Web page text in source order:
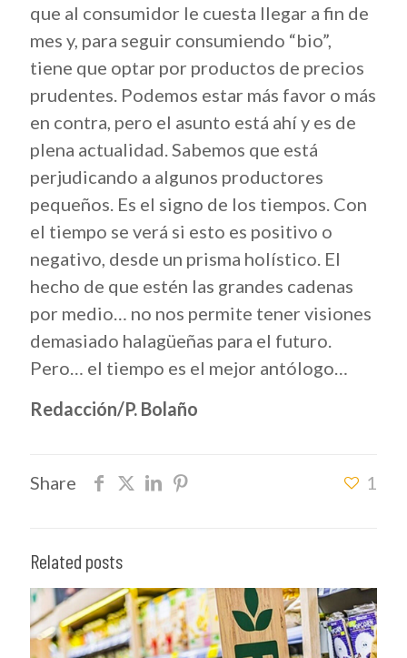
que al consumidor le cuesta llegar a fin de
mes y, para seguir consumiendo “bio”,
tiene que optar por productos de precios
prudentes. Podemos estar más favor o más
en contra, pero el asunto está ahí y es de
plena actualidad. Sabemos que está
perjudicando a algunos productores
pequeños. Es el signo de los tiempos. Con
el tiempo se verá si esto es positivo o
negativo, desde un prisma holístico. El
hecho de que estén las grandes cadenas
por medio… no nos permite tener visiones
demasiado halagüeñas para el futuro.
Pero… el tiempo es el mejor antólogo…
Redacción/P. Bolaño
Share 1
Related posts